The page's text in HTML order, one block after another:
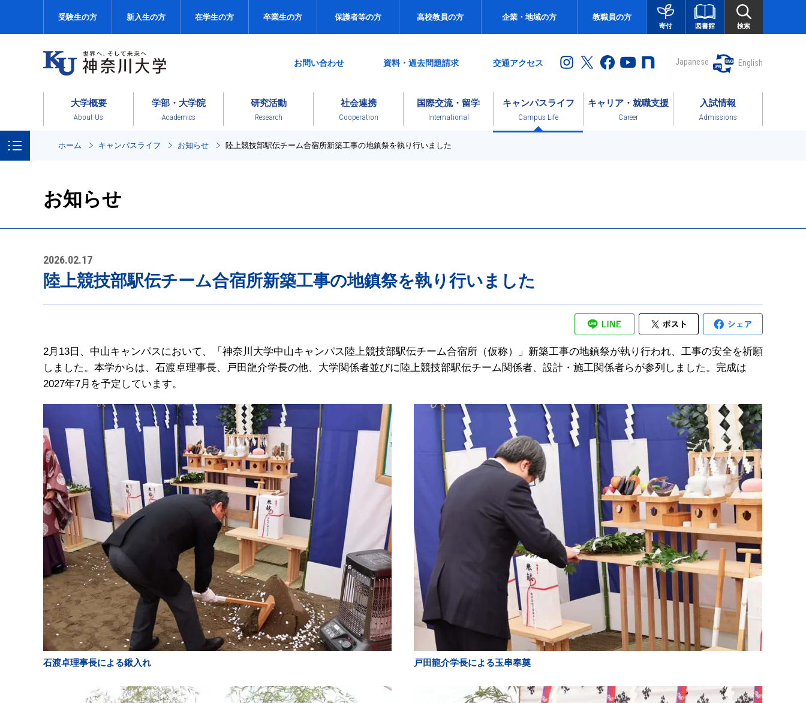
受験生の方 新入生の方 在学生の方 卒業生の方 保護者等の方 高校教員の方 企業・地域の方 教職員の方
寄付 図書館 検索
お問い合わせ 資料・過去問題請求 交通アクセス Japanese English
大学概要
About Us
学部・大学院
Academics
研究活動
Research
社会連携
Cooperation
国際交流・留学
International
キャンパスライフ
Campus Life
キャリア・就職支援
Career
入試情報
Admissions
ホーム キャンパスライフ お知らせ 陸上競技部駅伝チーム合宿所新築工事の地鎮祭を執り行いました
お知らせ
2026.02.17
陸上競技部駅伝チーム合宿所新築工事の地鎮祭を執り行いました
2月13日、中山キャンパスにおいて、「神奈川大学中山キャンパス陸上競技部駅伝チーム合宿所（仮称）」新築工事の地鎮祭が執り行われ、工事の安全を祈願
しました。本学からは、石渡卓理事長、戸田龍介学長の他、大学関係者並びに陸上競技部駅伝チーム関係者、設計・施工関係者らが参列しました。完成は
2027年7月を予定しています。
石渡卓理事長による鍬入れ 戸田龍介学長による玉串奉奠